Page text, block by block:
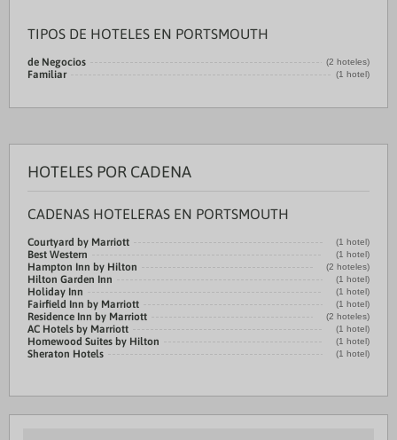
TIPOS DE HOTELES EN PORTSMOUTH
de Negocios (2 hoteles)
Familiar (1 hotel)
HOTELES POR CADENA
CADENAS HOTELERAS EN PORTSMOUTH
Courtyard by Marriott (1 hotel)
Best Western (1 hotel)
Hampton Inn by Hilton (2 hoteles)
Hilton Garden Inn (1 hotel)
Holiday Inn (1 hotel)
Fairfield Inn by Marriott (1 hotel)
Residence Inn by Marriott (2 hoteles)
AC Hotels by Marriott (1 hotel)
Homewood Suites by Hilton (1 hotel)
Sheraton Hotels (1 hotel)